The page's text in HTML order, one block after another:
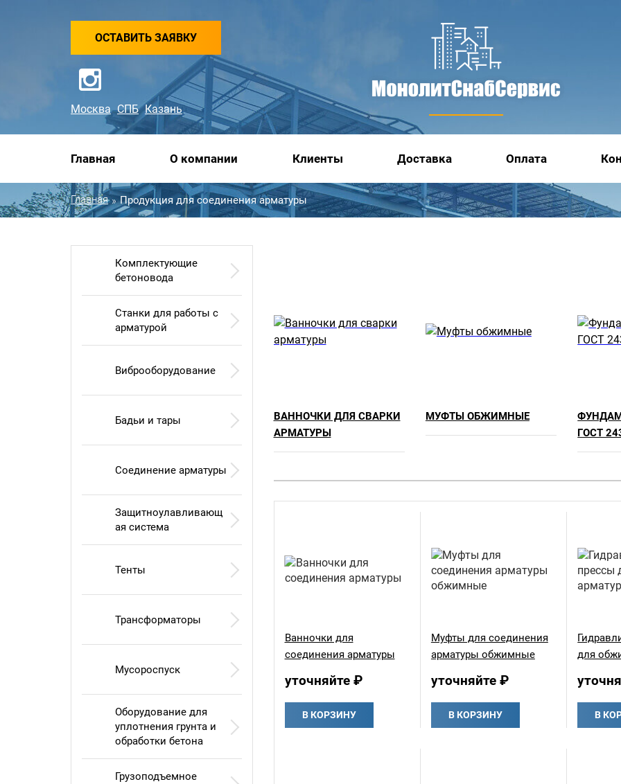
ОСТАВИТЬ ЗАЯВКУ
Москва СПБ Казань
Главная О компании Клиенты Доставка Оплата
Главная » Продукция для соединения арматуры
ВАННОЧКИ ДЛЯ СВАРКИ
АРМАТУРЫ
МУФТЫ ОБЖИМНЫЕ
ГОСТ
Ванночки для
соединения арматуры
уточняйте ₽
В КОРЗИНУ
Муфты для соединения
арматуры обжимные
уточняйте ₽
В КОРЗИНУ
для
В
Комплектующие
бетоновода
Станки для работы с
арматурой
Виброоборудование
Бадьи и тары
Соединение арматуры
Защитноулавливающ
ая система
Тенты
Трансформаторы
Мусороспуск
Оборудование для
уплотнения грунта и
обработки бетона
Грузоподъемное